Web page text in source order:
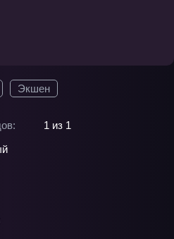
Экшен
1 из 1